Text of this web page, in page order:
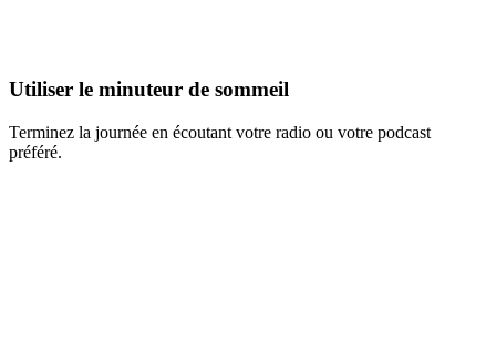
Utiliser le minuteur de sommeil
Terminez la journée en écoutant votre radio ou votre podcast
préféré.